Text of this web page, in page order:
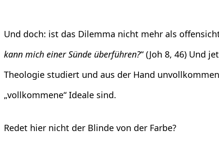
Und doch: ist das Dilemma nicht mehr als
kann mich einer Sünde überführen?“ (Joh 8, 46) Und
Theologie studiert und aus der Hand
„vollkommene“ Ideale sind.
Redet hier nicht der Blinde von der Farbe?